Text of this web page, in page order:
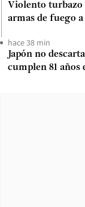
Violento turbazo
armas de fuego
hace 38 min
Japón no
cumplen 81 años